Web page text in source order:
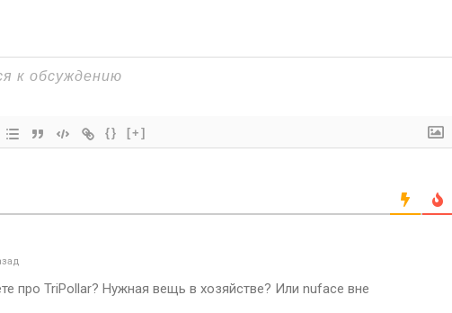
{} [+]
про TriPollar? Нужная вещь в хозяйстве? Или nuface вне